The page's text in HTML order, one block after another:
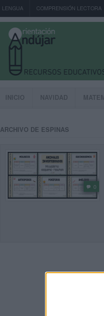
LENGUA COMPRENSIÓN LECTORA
INICIO NAVIDAD
ARCHIVO DE ESPINAS
0